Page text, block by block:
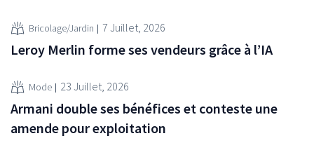
Bricolage/Jardin 7 Juillet, 2026
Leroy Merlin forme ses vendeurs grâce à l’IA
Mode 23 Juillet, 2026
Armani double ses bénéfices et conteste une
amende pour exploitation